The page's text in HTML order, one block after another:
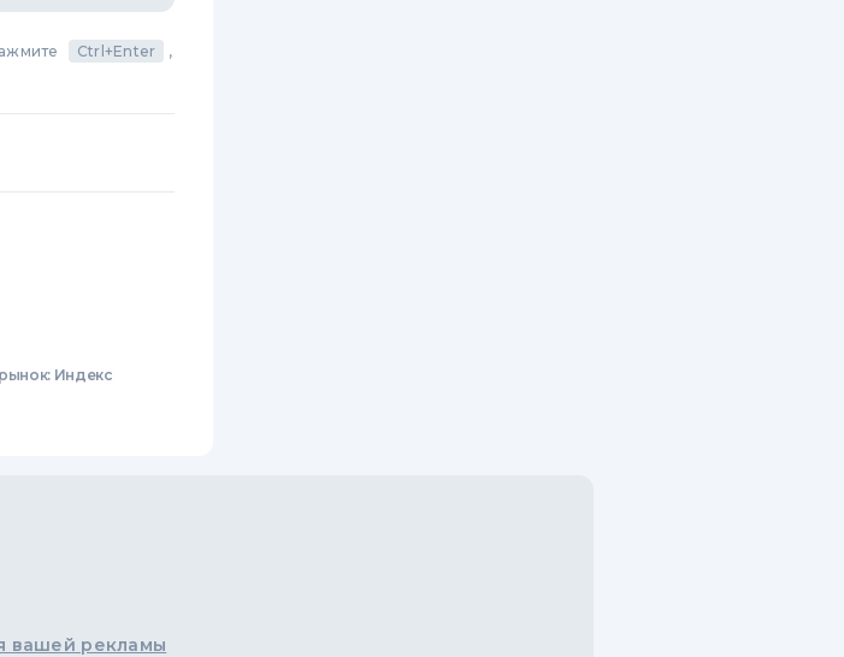
Ctrl+Enter
,
Индекс
вашей рекламы